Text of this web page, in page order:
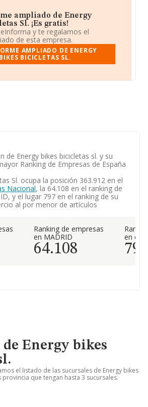
ampliado de Energy
Sl. ¡Es gratis!
y te regalamos el
de esta empresa.
AMPLIADO DE ENERGY
BIKES BICICLETAS SL.
de Energy bikes bicicletas sl. y su
Ranking de Empresas de España
Sl. ocupa la posición 363.912 en el
Nacional, la 64.108 en el ranking de
y el lugar 797 en el ranking de su
al por menor de artículos
Ranking de empresas
en MADRID
64.108
en el
797
de Energy bikes
el listado de las sucursales de Energy bikes
que tengan hasta 3 sucursales.